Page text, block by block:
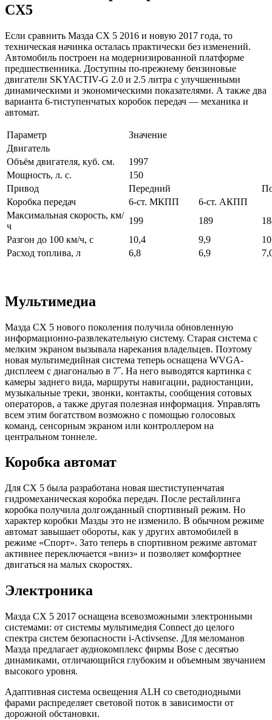
CX5
Если сравнить Мазда СХ 5 2016 и новую 2017 года, то
техническая начинка осталась практически без изменений.
Автомобиль построен на модернизированной платформе
предшественника. Доступны по-прежнему бензиновые
двигатели SKYACTIV-G 2.0 и 2.5 литра с улучшенными
динамическими и экономическими показателями. А также два
варианта 6-тиступенчатых коробок передач — механика и
автомат.
Параметр
Значение
Двигатель
Объём двигателя, куб. см.
1997
Мощность, л. с.
150
Привод
Передний
Коробка передач
6-ст. МКПП
6-ст. АКПП
Максимальная скорость, км/
ч
199 189
Разгон до 100 км/ч, с
10,4 9,9
Расход топлива, л
6,8 6,9
Мультимедиа
Мазда СХ 5 нового поколения получила обновленную
информационно-развлекательную систему. Старая система с
мелким экраном вызывала нарекания владельцев. Поэтому
новая мультимедийная система теперь оснащена WVGA-
дисплеем с диагональю в 7˝. На него выводятся картинка с
камеры заднего вида, маршруты навигации, радиостанции,
музыкальные треки, звонки, контакты, сообщения сотовых
операторов, а также другая полезная информация. Управлять
всем этим богатством возможно с помощью голосовых
команд, сенсорным экраном или контроллером на
центральном тоннеле.
Коробка автомат
Для СХ 5 была разработана новая шестиступенчатая
гидромеханическая коробка передач. После рестайлинга
коробка получила долгожданный спортивный режим. Но
характер коробки Мазды это не изменило. В обычном режиме
автомат завышает обороты, как у других автомобилей в
режиме «Спорт». Зато теперь в спортивном режиме автомат
активнее переключается «вниз» и позволяет комфортнее
двигаться на малых скоростях.
Электроника
Мазда СХ 5 2017 оснащена всевозможными электронными
системами: от системы мультимедия Connect до целого
спектра систем безопасности i-Activsense. Для меломанов
Мазда предлагает аудиокомплекс фирмы Bose с десятью
динамиками, отличающийся глубоким и объемным звучанием
высокого уровня.
Адаптивная система освещения ALH cо светодиодными
фарами распределяет световой поток в зависимости от
дорожной обстановки.